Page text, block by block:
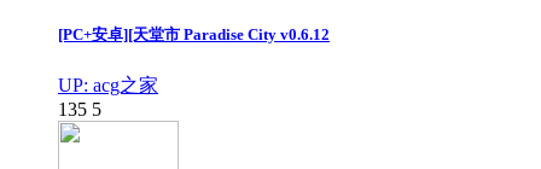
[PC+安卓][天堂市 Paradise City v0.6.12
UP: acg之家
135 5